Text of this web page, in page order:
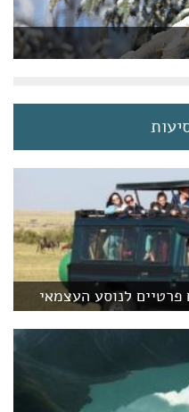
פרטיים לנוסע העצמאי